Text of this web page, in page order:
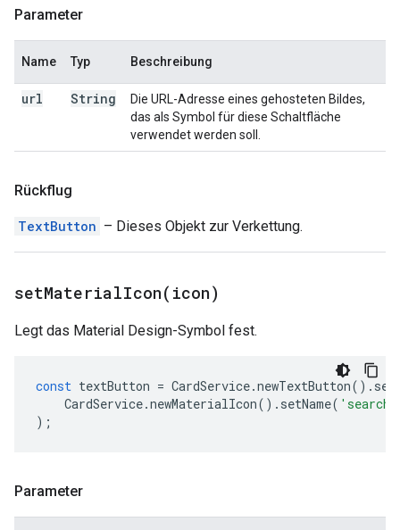
Parameter
Name Typ Beschreibung
url String
Die URL-Adresse eines gehosteten Bildes,
das als Symbol für diese Schaltfläche
verwendet werden soll.
Rückflug
TextButton – Dieses Objekt zur Verkettung.
setMaterialIcon( icon)
Legt das Material Design-Symbol fest.
const textButton = CardService.newTextButton().
CardService.newMaterialIcon(). setName( 'search'
);
Parameter